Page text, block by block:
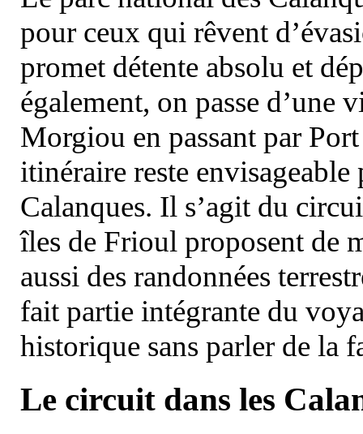
pour ceux qui rêvent
promet détente absolu et
également, on passe d’une
Morgiou en passant par
itinéraire reste
Calanques. Il s’agit du
îles de Frioul proposent de
aussi des randonnées
fait partie intégrante du
historique sans parler de la
Le circuit dans les